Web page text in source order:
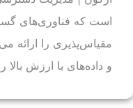
است که فناوری‌های
مقیاس‌پذیری را ارائه
و داده‌های با ارزش بالا